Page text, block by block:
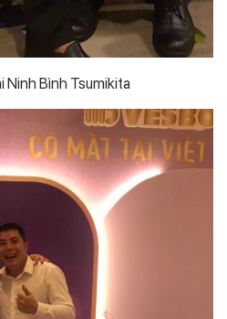
Ninh Bình Tsumikita